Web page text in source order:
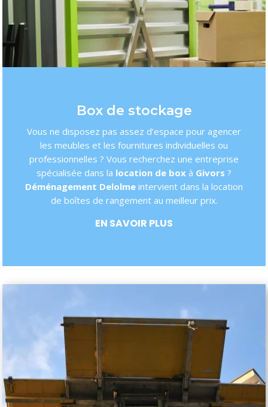
Box de stockage
Vous ne disposez pas assez d’espace pour agencer
les meubles et les fournitures individuelles ou
professionnelles ? Vous recherchez une entreprise
spécialisée dans la location de box à Givors ?
Déménagement Delolme intervient dans la location
de boîtes de rangement au meilleur prix.
EN SAVOIR PLUS